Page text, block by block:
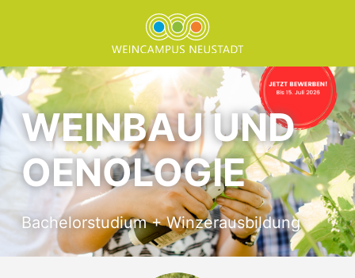
Dualer Bachelor
WEINBAU UND
OENOLOGIE
Bachelorstudium + Winzerausbildung